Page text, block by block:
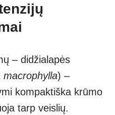
– didžialapės
macrophylla) –
kompaktiška krūmo
tarp veislių.